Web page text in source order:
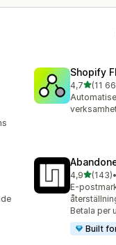
Shopify
4,7av 5
(11
11663
4,9av 5(143)
143 •
E-
Betala per
Built